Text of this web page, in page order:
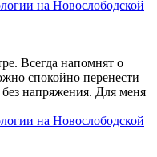
на Новослободской
Всегда напомнят о
спокойно перенести
напряжения. Для меня
на Новослободской